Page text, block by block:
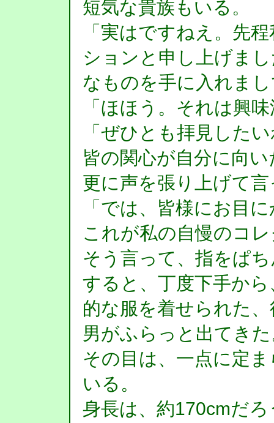
短気な貴族もいる。
「実はですねえ。先
ションと申し上げま
なものを手に入れま
「ほほう。それは興
「ぜひとも拝見した
皆の関心が自分に向
更に声を張り上げて
「では、皆様にお目
これが私の自慢のコ
そう言って、指をぱ
すると、丁度下手か
的な服を着せられた
男がふらっと出てき
その目は、一点に定
いる。
身長は、約170cmだ